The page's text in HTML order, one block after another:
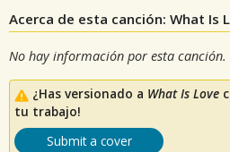
Acerca de esta canción: What Is
No hay información por esta canción.
¿Has versionado a What Is Love
tu trabajo!
Submit a cover